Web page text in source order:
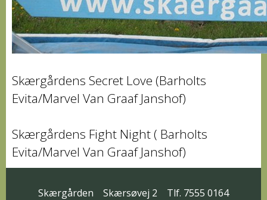
Skærgårdens Secret Love (Barholts
Evita/Marvel Van Graaf Janshof)
Skærgårdens Fight Night ( Barholts
Evita/Marvel Van Graaf Janshof)
Skærgården Skærsøvej 2
Tlf. 7555 0164